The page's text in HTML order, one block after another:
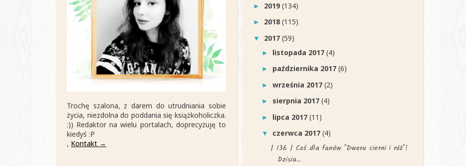
Trochę szalona, z darem do utrudniania sobie
życia, niezdolna do poddania się książkoholiczka.
:)) Redaktor na wielu portalach, doprecyzuję to
kiedyś :P
, Kontakt →
► 2019(134)
► 2018(115)
▼ 2017(59)
► listopada 2017(4)
► października 2017(6)
►września 2017(2)
► sierpnia 2017(4)
► lipca 2017(11)
▼ czerwca 2017(4)
| 136 | Coś dla fanów "Dworu cierni i róż"!
Dzisia...